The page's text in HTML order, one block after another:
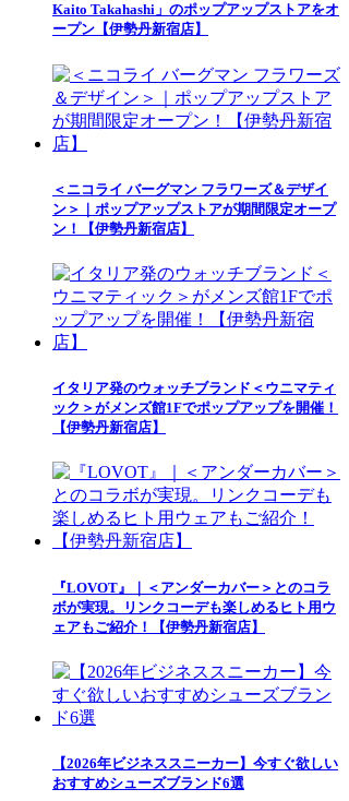
Kaito Takahashi」のポップアップストアをオ
ープン【伊勢丹新宿店】
＜ニコライ バーグマン フラワーズ＆デザイ
ン＞｜ポップアップストアが期間限定オープ
ン！【伊勢丹新宿店】
イタリア発のウォッチブランド＜ウニマティ
ック＞がメンズ館1Fでポップアップを開催！
【伊勢丹新宿店】
『LOVOT』｜＜アンダーカバー＞とのコラ
ボが実現。リンクコーデも楽しめるヒト用ウ
ェアもご紹介！【伊勢丹新宿店】
【2026年ビジネススニーカー】今すぐ欲しい
おすすめシューズブランド6選